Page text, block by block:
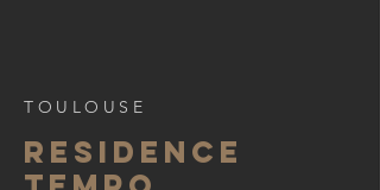
TOULOUSE
RESIDENCE